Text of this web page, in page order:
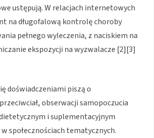
ustępują. W relacjach internetowych
na długofalową kontrolę choroby
pełnego wyleczenia, z naciskiem na
ekspozycji na wyzwalacze [2][3]
doświadczeniami piszą o
obserwacji samopoczucia
i suplementacyjnym
społecznościach tematycznych.